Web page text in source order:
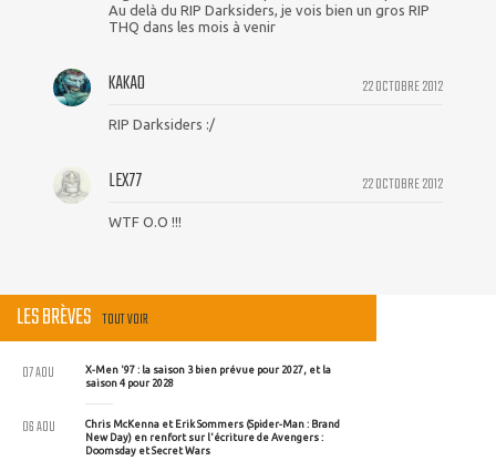
Au delà du RIP Darksiders, je vois bien un gros RIP
THQ dans les mois à venir
22 OCTOBRE 2012
KAKAO
RIP Darksiders :/
22 OCTOBRE 2012
LEX77
WTF O.O !!!
LES BRÈVES TOUT VOIR
X-Men '97 : la saison 3 bien prévue pour 2027, et la
saison 4 pour 2028
07 AOU
Chris McKenna et Erik Sommers (Spider-Man : Brand
New Day) en renfort sur l'écriture de Avengers :
Doomsday et Secret Wars
06 AOU